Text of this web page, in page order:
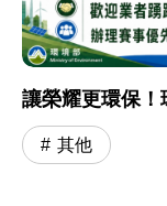
讓榮耀更環保
其他